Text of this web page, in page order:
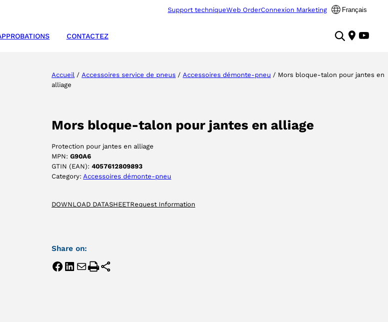
Support techniqueWeb OrderConnexion Marketing Français
CONTACTEZ
Accueil / Accessoires service de pneus / Accessoires démonte-pneu / Mors bloque-talon pour jantes en
alliage
Mors bloque-talon pour jantes en alliage
Protection pour jantes en alliage
MPN: G90A6
GTIN (EAN): 4057612809893
Category: Accessoires démonte-pneu
DOWNLOAD DATASHEETRequest Information
Share on: